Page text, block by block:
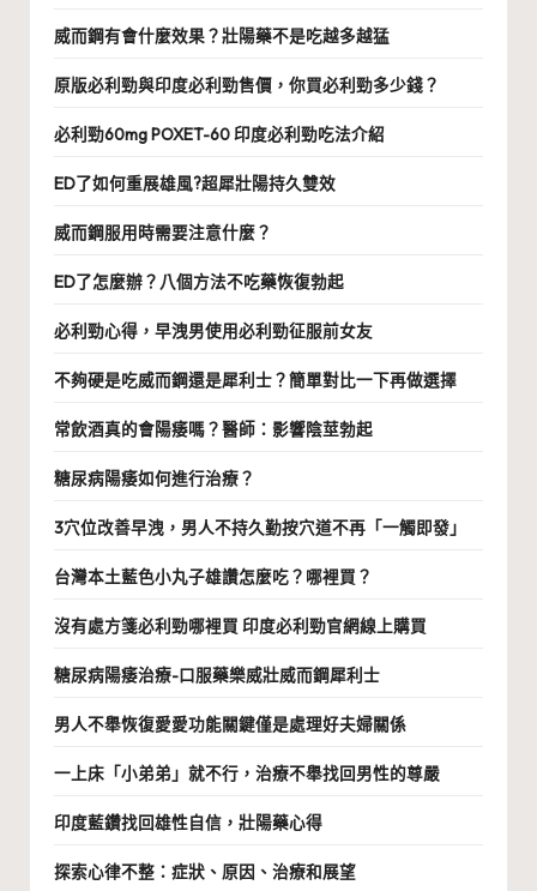
威而鋼有會什麼效果？壯陽藥不是吃越多越猛
原版必利勁與印度必利勁售價，你買必利勁多少錢？
必利勁60mg POXET-60 印度必利勁吃法介紹
ED了如何重展雄風?超犀壯陽持久雙效
威而鋼服用時需要注意什麼？
ED了怎麼辦？八個方法不吃藥恢復勃起
必利勁心得，早洩男使用必利勁征服前女友
不夠硬是吃威而鋼還是犀利士？簡單對比一下再做選擇
常飲酒真的會陽痿嗎？醫師：影響陰莖勃起
糖尿病陽痿如何進行治療？
3穴位改善早洩，男人不持久勤按穴道不再「一觸即發」
台灣本土藍色小丸子雄讚怎麼吃？哪裡買？
沒有處方箋必利勁哪裡買 印度必利勁官網線上購買
糖尿病陽痿治療-口服藥樂威壯威而鋼犀利士
男人不舉恢復愛愛功能關鍵僅是處理好夫婦關係
一上床「小弟弟」就不行，治療不舉找回男性的尊嚴
印度藍鑽找回雄性自信，壯陽藥心得
探索心律不整：症狀、原因、治療和展望